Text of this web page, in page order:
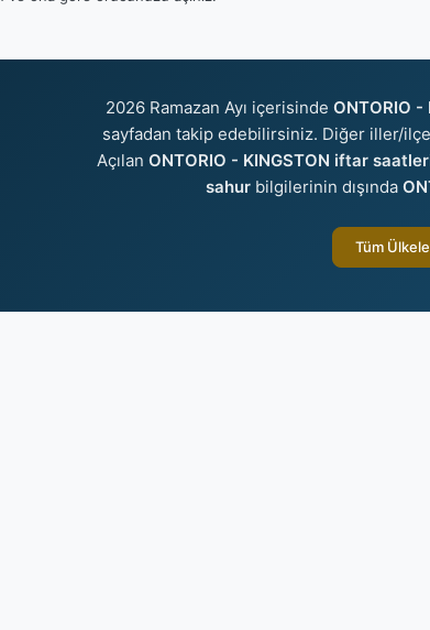
2026 Ramazan Ayı içerisinde ONTORIO
sayfadan takip edebilirsiniz. Diğer iller/
Açılan ONTORIO - KINGSTON iftar
sahur bilgilerinin dışında
Tüm